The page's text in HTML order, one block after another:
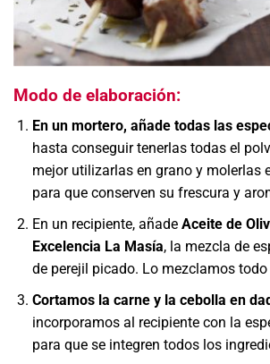
Modo de elaboración:
En un mortero, añade todas las
hasta conseguir tenerlas todas el
mejor utilizarlas en grano y molerlas
para que conserven su frescura y
En un recipiente, añade Aceite de
Excelencia La Masía, la mezcla de
de perejil picado. Lo mezclamos todo
Cortamos la carne y la cebolla en
incorporamos al recipiente con la
para que se integren todos los